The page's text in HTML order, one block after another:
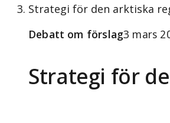
Strategi för den arktiska
Strategi för
Debatt om förslag3 mars